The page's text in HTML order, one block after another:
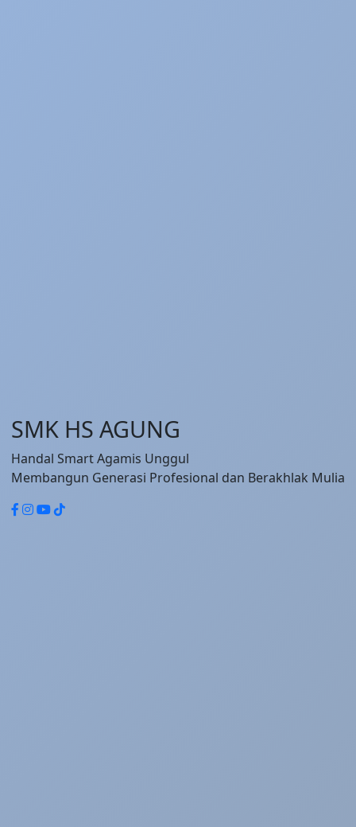
SMK HS AGUNG
Handal SmartAgamis Unggul
Membangun Generasi Profesional dan Berakhlak Mulia